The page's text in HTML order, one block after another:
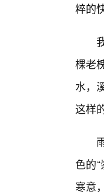
粹的
棵老
水，
这样
色的
寒意